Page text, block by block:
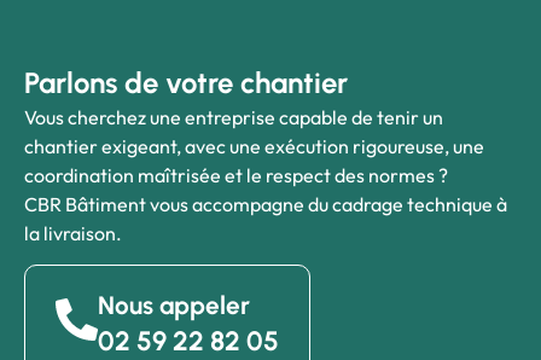
Parlons de votre chantier
Vous cherchez une entreprise capable de tenir un
chantier exigeant, avec une exécution rigoureuse, une
coordination maîtrisée et le respect des normes ?
CBR Bâtiment vous accompagne du cadrage technique à
la livraison.
Nous appeler
02 59 22 82 05